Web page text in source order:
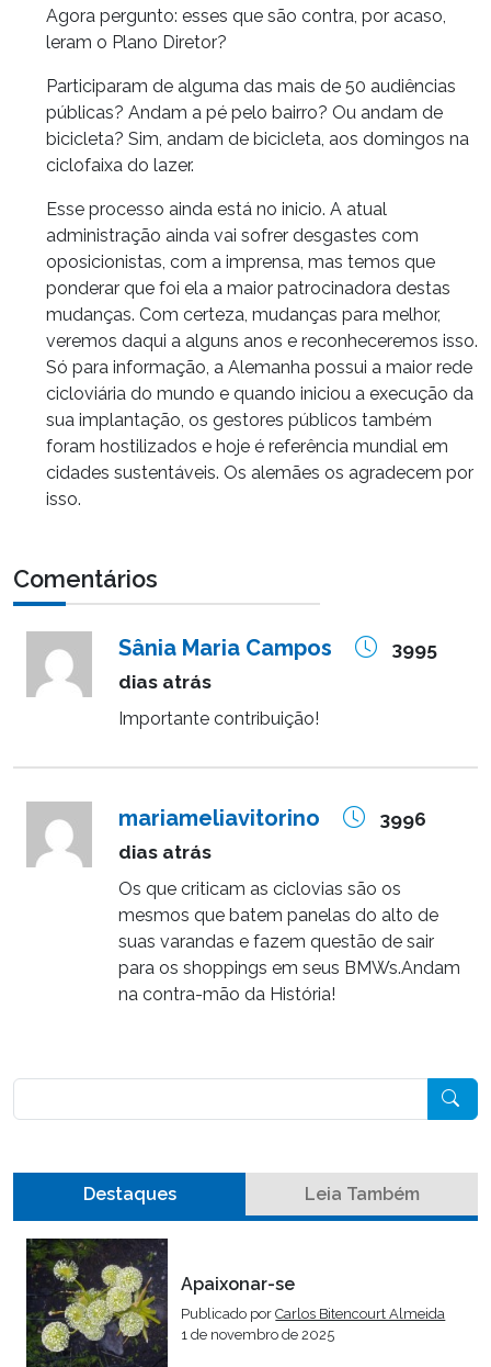
Agora pergunto: esses que são contra, por acaso,
leram o Plano Diretor?
Participaram de alguma das mais de 50 audiências
públicas? Andam a pé pelo bairro? Ou andam de
bicicleta? Sim, andam de bicicleta, aos domingos na
ciclofaixa do lazer.
Esse processo ainda está no inicio. A atual
administração ainda vai sofrer desgastes com
oposicionistas, com a imprensa, mas temos que
ponderar que foi ela a maior patrocinadora destas
mudanças. Com certeza, mudanças para melhor,
veremos daqui a alguns anos e reconheceremos isso.
Só para informação, a Alemanha possui a maior rede
cicloviária do mundo e quando iniciou a execução da
sua implantação, os gestores públicos também
foram hostilizados e hoje é referência mundial em
cidades sustentáveis. Os alemães os agradecem por
isso.
Comentários
Sânia Maria Campos
3995
dias atrás
Importante contribuição!
mariameliavitorino
3996
dias atrás
Os que criticam as ciclovias são os
mesmos que batem panelas do alto de
suas varandas e fazem questão de sair
para os shoppings em seus BMWs.Andam
na contra-mão da História!
Destaques Leia Também
Apaixonar-se
Publicado porCarlos Bitencourt Almeida
1 de novembro de 2025